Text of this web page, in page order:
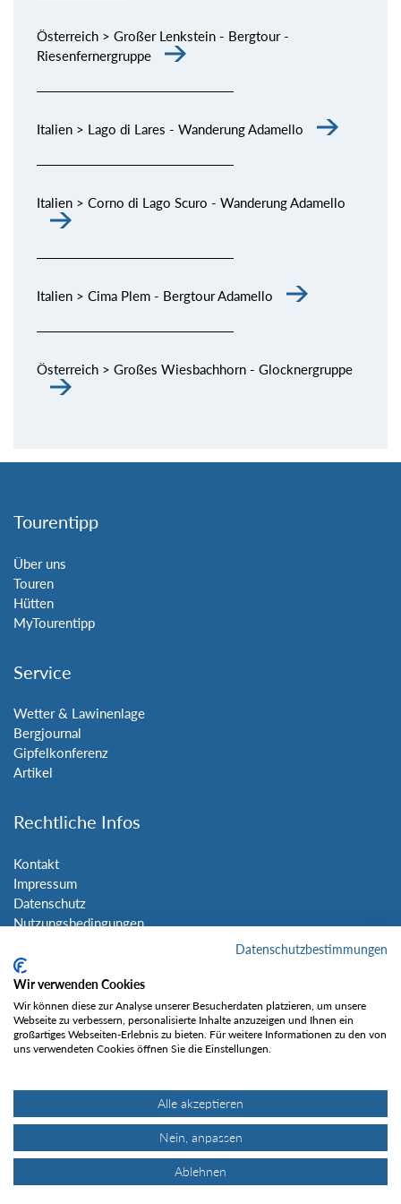
Österreich > Großer Lenkstein - Bergtour -
Riesenfernergruppe
Italien > Lago di Lares - Wanderung Adamello
Italien > Corno di Lago Scuro - Wanderung Adamello
Italien > Cima Plem - Bergtour Adamello
Österreich > Großes Wiesbachhorn - Glocknergruppe
Tourentipp
Über uns
Touren
Hütten
MyTourentipp
Service
Wetter & Lawinenlage
Bergjournal
Gipfelkonferenz
Artikel
Rechtliche Infos
Kontakt
Impressum
Datenschutz
Nutzungsbedingungen
Social Media
Gefällt mir
Datenschutzbestimmungen
Wir verwenden Cookies
Wir können diese zur Analyse unserer Besucherdaten platzieren, um unsere
Webseite zu verbessern, personalisierte Inhalte anzuzeigen und Ihnen ein
großartiges Webseiten-Erlebnis zu bieten. Für weitere Informationen zu den von
uns verwendeten Cookies öffnen Sie die Einstellungen.
Alle akzeptieren
Nein, anpassen
Ablehnen